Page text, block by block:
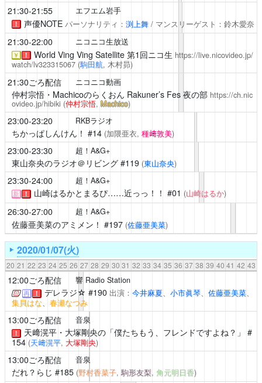
21:30-21:55 エフエム岩手
！ 声優NOTE パーソナリティ： 渕上舞/ マンスリーゲスト：鈴木愛奈
21:30-22:00 ニコニコ生放送
￥ ！ World Ving Ving Satellite第1回ニコ生 https://live.nicovideo.jp/
watch/lv323315067 (駒田航, 木村昴)
21:30ごろ配信 ニコニコ動画
仲村宗悟・Machicoのらくおん Rakuner’s Fes 夜の部 https://ch.nic
ovideo.jp/hibiki (仲村宗悟, Machico)
23:00-23:20 RKBラジオ
ちかっぱしんけん！ #14 (加隈亜衣, 種﨑敦美)
23:00-23:30 超！A&G+
東山奈央のラジオ＠リビング#119 (東山奈央)
23:30-24:00 超！A&G+
新 ！ 山崎はるかとまるぴ……近っっ！！ #01 (山崎はるか)
26:30-27:00 超！A&G+
佐藤亜美菜のアミメン！ #197 (佐藤亜美菜)
2020/01/07(火)
20 21 22 23 24 25 26 27 28 29 30 31 32 33 34 35 36 37 38 39 40 41 42 43
12:00ごろ配信 響 Radio Station
再 ！ デレラジ☆ #190 出演： 今井麻夏、 小市眞琴、 佐藤亜美菜、
集貝はな、 春瀬なつみ
13:00ごろ配信 音泉
！ 天﨑滉平・大塚剛央の「僕たちもう、フレンドですよね？」 #
154 (天﨑滉平, 大塚剛央)
13:00ごろ配信 音泉
だれ？らじ #185 (野村香菜子, 駒形友梨, 角元明日香)